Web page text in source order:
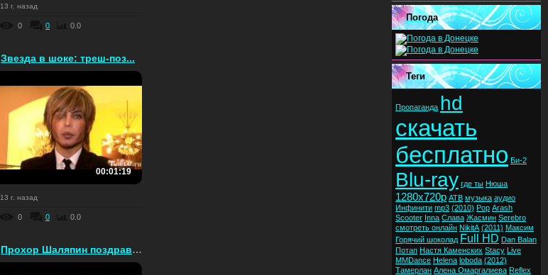
13 г. назад
0 0 0.0
Звезда в шоке: треш-поз...
00:01:19
13 г. назад
0 0 0.0
Прохор Шаляпин поздравл...
Погода
Теги
Пропаганда hd
скачать
бесплатно Би-2
Blu-ray где ты Нюша
1280x720p ATB музыка аудио
Инфинити mp3 (2010) Pop Arash
Scooter Inna Слава Жасмин Serebro
смотреть онлайн NikitA (2011) Максим
Горячий шоколад Full HD Dan Balan
Потап Настя Каменских Stacy Live
MMDance Helena loboda (2012)
Тамерлан Алена Омаргалиева Reflex